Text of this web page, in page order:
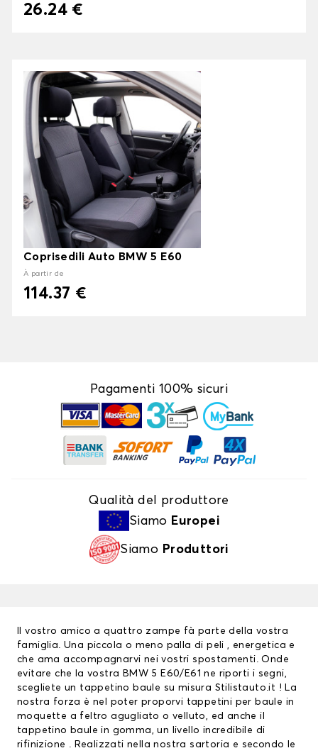
26.24 €
Coprisedili Auto BMW 5 E60
À partir de
114.37 €
Pagamenti 100% sicuri
Qualità del produttore
Siamo Europei
Siamo Produttori
Il vostro amico a quattro zampe fà parte della vostra
famiglia. Una piccola o meno palla di peli , energetica e
che ama accompagnarvi nei vostri spostamenti. Onde
evitare che la vostra BMW 5 E60/E61 ne riporti i segni,
scegliete un tappetino baule su misura Stilistauto.it ! La
nostra forza è nel poter proporvi tappetini per baule in
moquette a feltro agugliato o velluto, ed anche il
tappetino baule in gomma, un livello incredibile di
rifinizione . Realizzati nella nostra sartoria e secondo le